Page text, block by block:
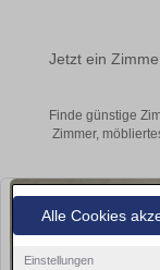
Alle Cookies
Einstellungen
Jetzt ein
Finde günstige
Zimmer,